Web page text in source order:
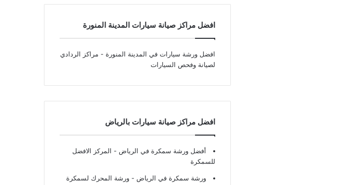
افضل مراكز صيانة سيارات المدينة المنورة
افضل ورشة سيارات في المدينة المنورة - مراكز الردادي
لصيانة وفحص السيارات
افضل مراكز صيانة سيارات بالرياض
أفضل ورشة سمكرة في الرياض - المركز الافضل
للسمكرة
ورشة سمكرة في الرياض - ورشة المحرك لسمكرة